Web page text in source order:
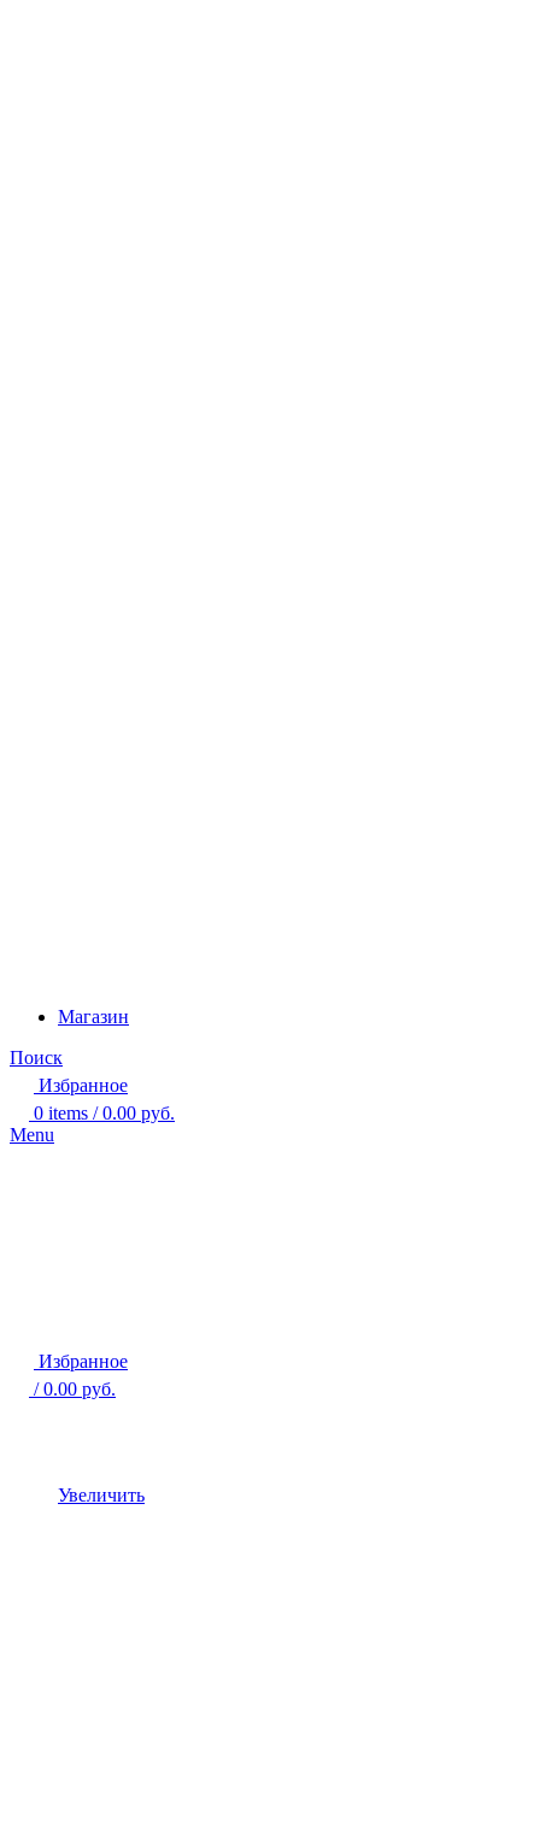
Магазин
Поиск
Избранное
0 items / 0.00 руб.
Menu
Избранное
/ 0.00 руб.
Увеличить